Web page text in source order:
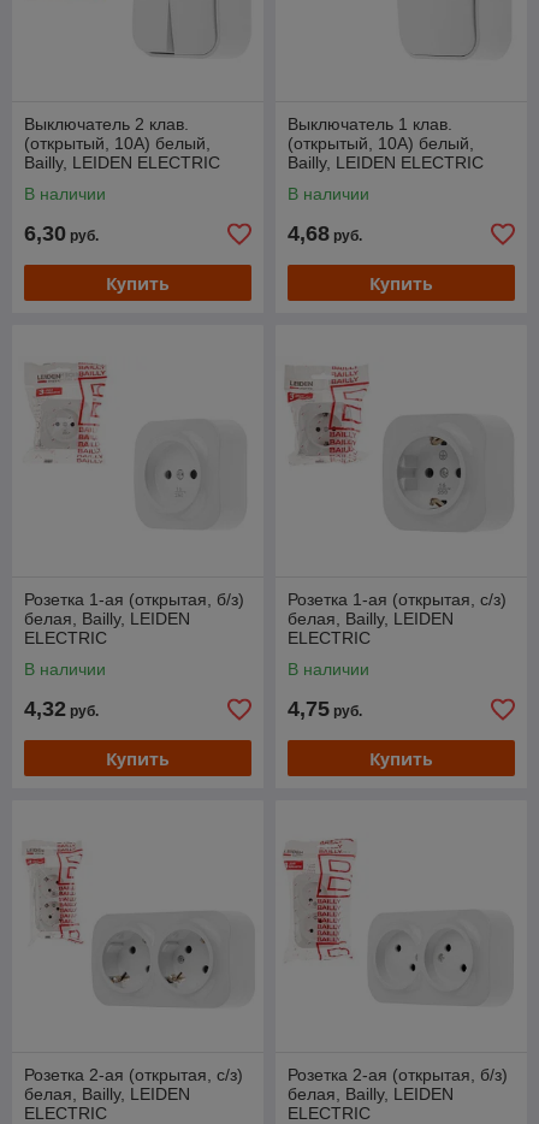
Выключатель 2 клав.
(открытый, 10А) белый,
Bailly, LEIDEN ELECTRIC
В наличии
6,30 руб.
Купить
Выключатель 1 клав.
(открытый, 10А) белый,
Bailly, LEIDEN ELECTRIC
В наличии
4,68 руб.
Купить
Розетка 1-ая (открытая, б/з)
белая, Bailly, LEIDEN
ELECTRIC
В наличии
4,32 руб.
Купить
Розетка 1-ая (открытая, с/з)
белая, Bailly, LEIDEN
ELECTRIC
В наличии
4,75 руб.
Купить
Розетка 2-ая (открытая, с/з)
белая, Bailly, LEIDEN
ELECTRIC
Розетка 2-ая (открытая, б/з)
белая, Bailly, LEIDEN
ELECTRIC